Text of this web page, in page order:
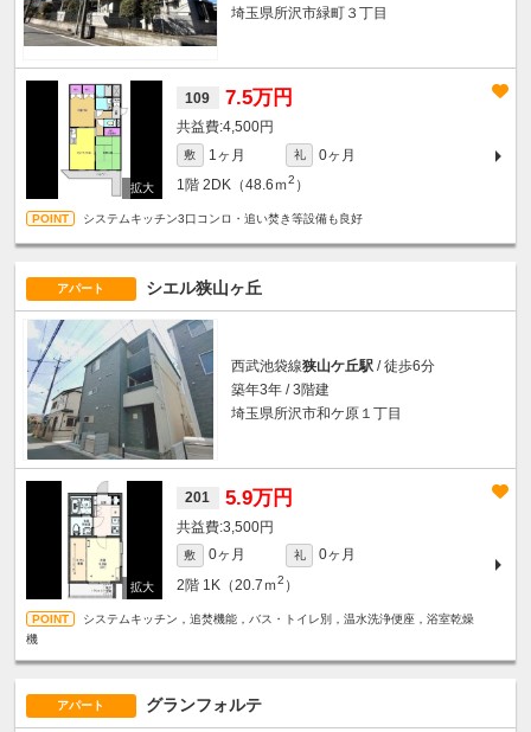
埼玉県所沢市緑町３丁目
109 7.5万円
4,500円
敷 1ヶ月 礼
0ヶ月
1階 2DK（48.6ｍ2 ）
システムキッチン3口コンロ・追い焚き等設備も良好
アパート シエル狭山ヶ丘
西武池袋線狭山ケ丘駅 / 徒歩6分
築年3年 / 3階建
埼玉県所沢市和ケ原１丁目
201 5.9万円
3,500円
敷 0ヶ月 礼
0ヶ月
2階 1K（20.7ｍ2 ）
システムキッチン，追焚機能，バス・トイレ別，温水洗浄便座，浴室乾燥
機
アパート グランフォルテ